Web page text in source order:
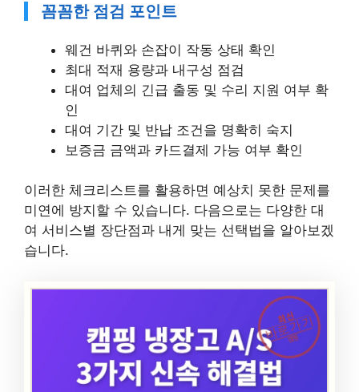
꼼꼼한 점검 포인트
웨건 바퀴와 손잡이 작동 상태 확인
최대 적재 용량과 내구성 점검
대여 업체의 긴급 출동 및 수리 지원 여부 확
인
대여 기간 및 반납 조건을 명확히 숙지
보증금 금액과 카드결제 가능 여부 확인
이러한 체크리스트를 활용하면 예상치 못한 문제를
미연에 방지할 수 있습니다. 다음으로는 다양한 대
여 서비스별 장단점과 내게 맞는 선택법을 알아보겠
습니다.
최신
바로가기
캠핑